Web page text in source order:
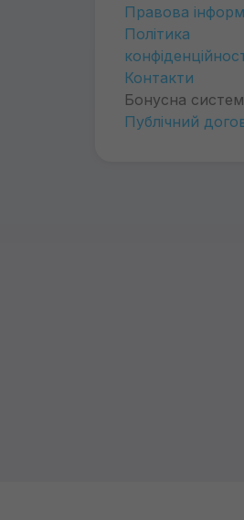
Правова
Політика
Контакти
Бонусна
Публічний